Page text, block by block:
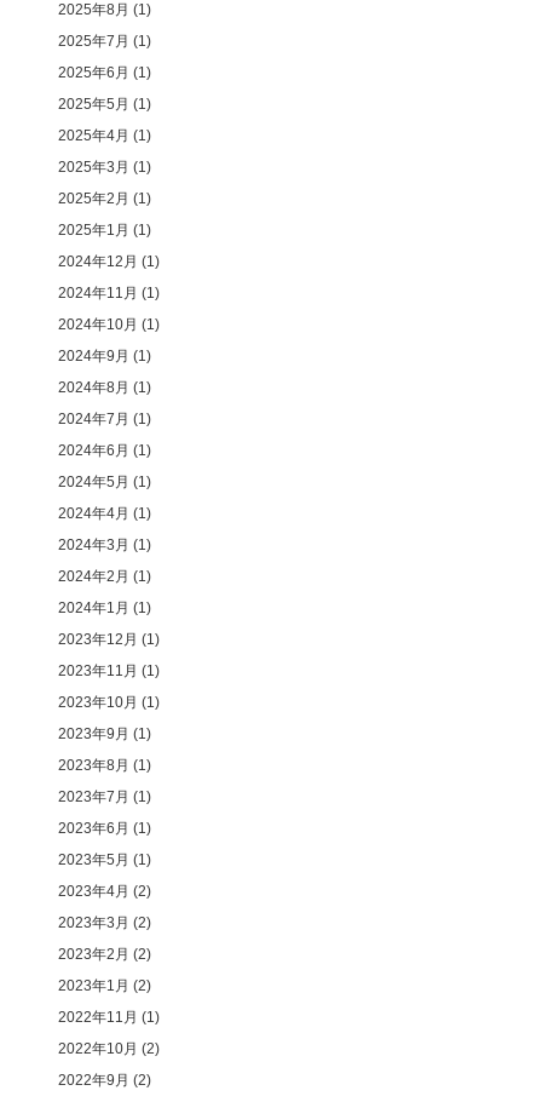
2025年8月 (1)
2025年7月 (1)
2025年6月 (1)
2025年5月 (1)
2025年4月 (1)
2025年3月 (1)
2025年2月 (1)
2025年1月 (1)
2024年12月 (1)
2024年11月 (1)
2024年10月 (1)
2024年9月 (1)
2024年8月 (1)
2024年7月 (1)
2024年6月 (1)
2024年5月 (1)
2024年4月 (1)
2024年3月 (1)
2024年2月 (1)
2024年1月 (1)
2023年12月 (1)
2023年11月 (1)
2023年10月 (1)
2023年9月 (1)
2023年8月 (1)
2023年7月 (1)
2023年6月 (1)
2023年5月 (1)
2023年4月 (2)
2023年3月 (2)
2023年2月 (2)
2023年1月 (2)
2022年11月 (1)
2022年10月 (2)
2022年9月 (2)